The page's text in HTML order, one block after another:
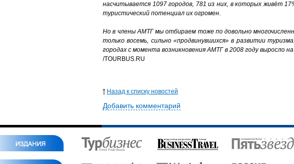
насчитывается 1097 городов, 781 из них, в которых живёт
туристический потенциал их огромен.
Но в члены АМТГ мы отбираем тоже по довольно
тольковосемь, сильно «продвинувшихся» в развитии
городах с момента возникновения АМТГ в 2008 году выросло
/TOURBUS.RU
Назад к списку новостей
Добавить комментарий